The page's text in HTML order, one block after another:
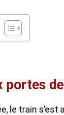
portes
le train